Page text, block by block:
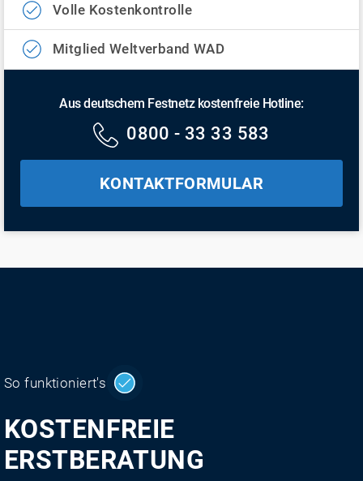
Volle Kostenkontrolle
Mitglied Weltverband WAD
Aus deutschem Festnetz kostenfreie Hotline:
0800 - 33 33 583
KONTAKTFORMULAR
So funktioniert's
KOSTENFREIE
ERSTBERATUNG